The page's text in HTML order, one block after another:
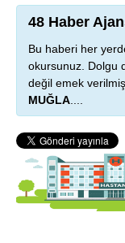
48 Haber
Bu haberi her
okursunuz. Dolgu
değil emek
MUĞLA